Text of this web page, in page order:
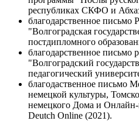
республиках СКФО и
благодарственное
"Волгоградская
постдипломного
благодарственное
"Волгоградский
педагогический
благодаственное письмо
немецкой культуры,
немецкого Дома и
Deutch Online (2021).